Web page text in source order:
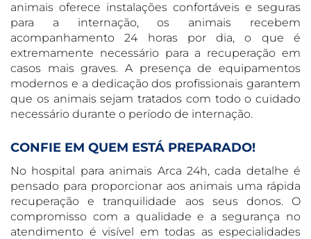
animais oferece instalações confortáveis e seguras
para a internação, os animais recebem
acompanhamento 24 horas por dia, o que é
extremamente necessário para a recuperação em
casos mais graves. A presença de equipamentos
modernos e a dedicação dos profissionais garantem
que os animais sejam tratados com todo o cuidado
necessário durante o período de internação.
CONFIE EM QUEM ESTÁ PREPARADO!
No hospital para animais Arca 24h, cada detalhe é
pensado para proporcionar aos animais uma rápida
recuperação e tranquilidade aos seus donos. O
compromisso com a qualidade e a segurança no
atendimento é visível em todas as especialidades